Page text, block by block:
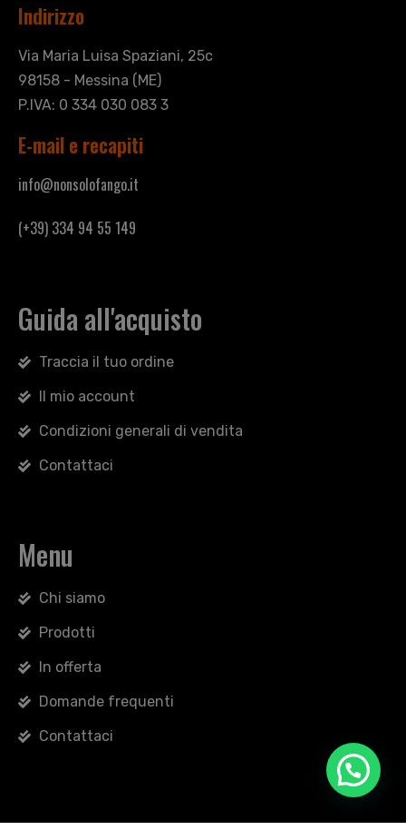
Indirizzo
Via Maria Luisa Spaziani, 25c
98158 - Messina (ME)
P.IVA: 0 334 030 083 3
E-mail e recapiti
info@nonsolofango.it
(+39) 334 94 55 149
Guida all'acquisto
Traccia il tuo ordine
Il mio account
Condizioni generali di vendita
Contattaci
Menu
Chi siamo
Prodotti
In offerta
Domande frequenti
Contattaci